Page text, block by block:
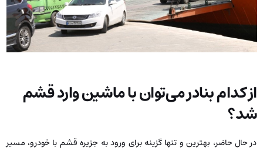
از کدام بنادر می‌توان با ماشین وارد قشم
شد؟
در حال حاضر، بهترین و تنها گزینه برای ورود به جزیره قشم با خودرو، مسیر